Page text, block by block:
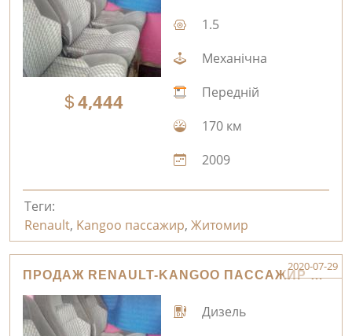
4,444
1.5
Механічна
Передній
170 км
2009
Теги:
Renault, Kangoo пассажир, Житомир
ПРОДАЖ RENAULT-KANGOO ПАССАЖИР ЖИТОМИР
2020-07-29
Дизель